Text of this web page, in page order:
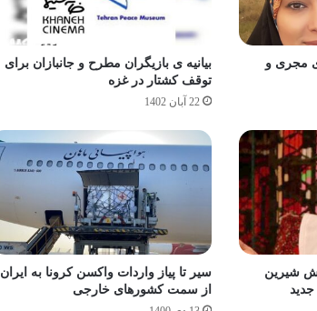
مجری و
بیانیه ی بازیگران مطرح و جانبازان برای
توقف کشتار در غزه
22 آبان 1402
شیرین
سیر تا پیاز واردات واکسن کرونا به ایران
از سمت کشورهای خارجی